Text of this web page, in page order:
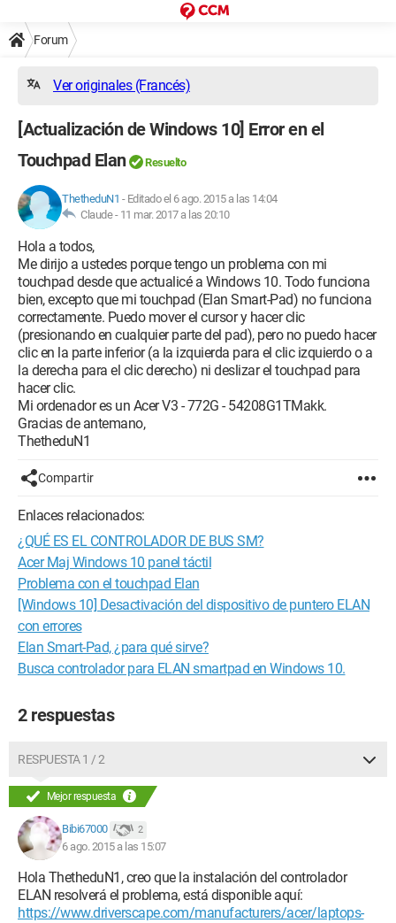
Forum
Ver originales (Francés)
[Actualización de Windows 10] Error en el
Touchpad Elan
Resuelto
ThetheduN1 - Editado el 6 ago. 2015 a las 14:04
Claude - 11 mar. 2017 a las 20:10
Hola a todos,
Me dirijo a ustedes porque tengo un problema con mi
touchpad desde que actualicé a Windows 10. Todo funciona
bien, excepto que mi touchpad (Elan Smart-Pad) no funciona
correctamente. Puedo mover el cursor y hacer clic
(presionando en cualquier parte del pad), pero no puedo hacer
clic en la parte inferior (a la izquierda para el clic izquierdo o a
la derecha para el clic derecho) ni deslizar el touchpad para
hacer clic.
Mi ordenador es un Acer V3 - 772G - 54208G1TMakk.
Gracias de antemano,
ThetheduN1
Compartir
Enlaces relacionados:
¿QUÉ ES EL CONTROLADOR DE BUS SM?
Acer Maj Windows 10 panel táctil
Problema con el touchpad Elan
[Windows 10] Desactivación del dispositivo de puntero ELAN
con errores
Elan Smart-Pad, ¿para qué sirve?
Busca controlador para ELAN smartpad en Windows 10.
2 respuestas
RESPUESTA 1 / 2
Mejor respuesta
Bibi67000 2
6 ago. 2015 a las 15:07
Hola ThetheduN1, creo que la instalación del controlador
ELAN resolverá el problema, está disponible aquí:
https://www.driverscape.com/manufacturers/acer/laptops-